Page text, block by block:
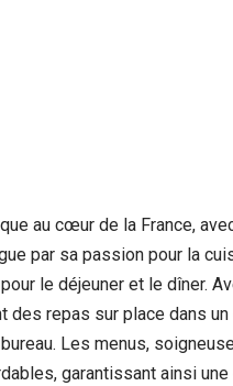
au cœur de la France,
par sa passion pour la
le déjeuner et le dîner.
repas sur place dans
Les menus,
garantissant ainsi